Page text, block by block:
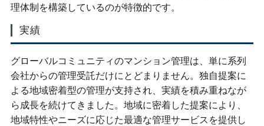
理体制を構築しているのが特徴的です。
実績
グローバルコミュニティのマンション管理は、単に系列
会社からの管理受託だけにとどまりません。独自提案に
よる地域密着型の管理が支持され、実績を積み重ねなが
ら成長を続けてきました。地域に密着した提案により、
地域特性やニーズに応じた最適な管理サービスを提供し